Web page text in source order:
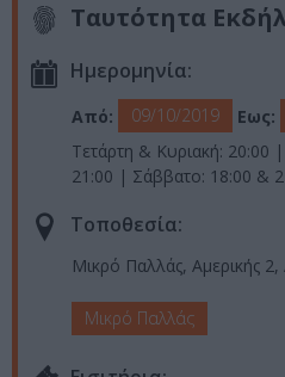
Ταυτότητα
Ημερομηνία:
Από: 09/10/2019 Εως:
Τετάρτη & Κυριακή:
21:00 | Σάββατο: 18:00 &
Τοποθεσία:
Μικρό Παλλάς, Αμερικής
Μικρό Παλλάς